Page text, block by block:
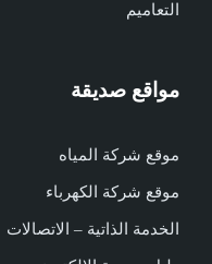
التعاميم
مواقع صديقة
موقع شركة المياه
موقع شركة الكهرباء
الخدمة الذاتية – الاتصالات